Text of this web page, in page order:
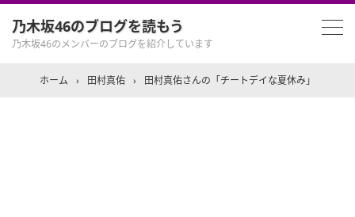
乃木坂46のブログを読もう
乃木坂46のメンバーのブログを紹介しています
ホーム › 田村真佑 › 田村真佑さんの「チートデイな夏休み」